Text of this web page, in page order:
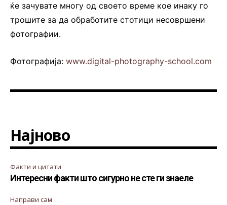
ќе зачувате многу од своето време кое инаку го
трошите за да обработите стотици несовршени
фотографии.
Фотографија: www.digital-photography-school.com
Најново
Факти и цитати
Интересни факти што сигурно не сте ги знаеле
Направи сам